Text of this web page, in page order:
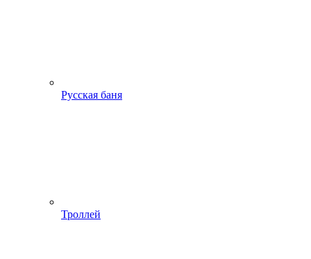
Русская баня
Троллей